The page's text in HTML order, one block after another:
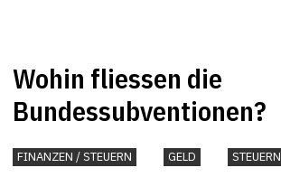
Wohin fliessen die
Bundessubventionen?
FINANZEN / STEUERN GELD STEUERN